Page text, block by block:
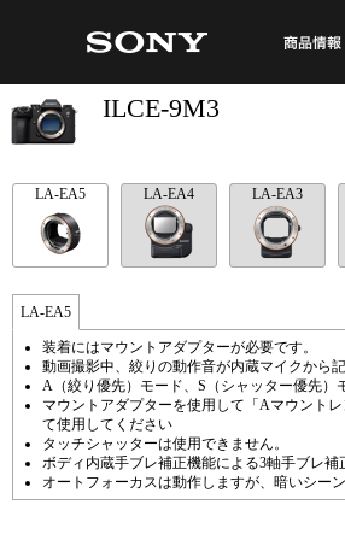
ILCE-9M3
LA-EA5 LA-EA4 LA-EA3
LA-EA5
装着にはマウントアダプターが必要です。
動画撮影中、絞りの動作音が内蔵マイクから記
A（絞り優先）モード、S（シャッター優先）
マウントアダプターを使用して「Aマウント
て使用してください
タッチシャッターは使用できません。
ボディ内蔵手ブレ補正機能による3軸手ブレ補
オートフォーカスは動作しますが、暗いシー